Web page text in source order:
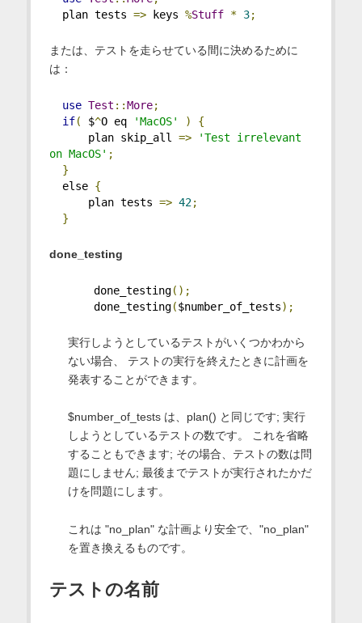
plan tests => keys %Stuff * 3;
または、テストを走らせている間に決めるために
は：
use Test ::More;
if( $^O eq 'MacOS' )
{
plan skip_all =>
'Test irrelevant
on MacOS' ;
}
else {
plan tests => 42;
}
done_testing
done_testing();
done_testing($number_of_tests);
実行しようとしているテストがいくつかわから
ない場合、 テストの実行を終えたときに計画を
発表することができます。
$number_of_tests は、plan() と同じです; 実行
しようとしているテストの数です。 これを省略
することもできます; その場合、テストの数は問
題にしません; 最後までテストが実行されたかだ
けを問題にします。
これは "no_plan" な計画より安全で、"no_plan"
を置き換えるものです。
テストの名前